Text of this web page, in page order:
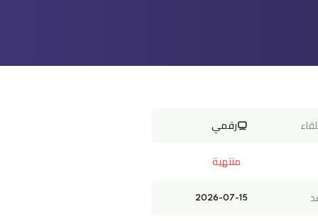
رقمي
منتهية
2026-07-15